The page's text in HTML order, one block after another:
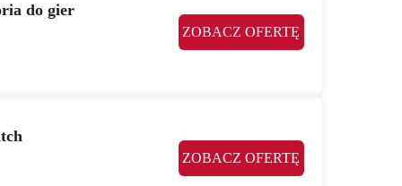
do gier
ZOBACZ OFERTĘ
ZOBACZ OFERTĘ